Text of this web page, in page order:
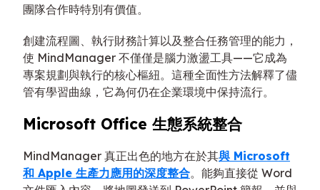
團隊合作時特別有價值。
創建流程圖、執行財務計算以及整合任務管理的能力，
使 MindManager 不僅僅是腦力激盪工具——它成為
專案規劃與執行的核心樞紐。這種全面性方法解釋了儘
管有學習曲線，它為何仍在企業環境中保持流行。
Microsoft Office 生態系統整合
MindManager 真正出色的地方在於其與 Microsoft
和 Apple 生產力應用的深度整合。能夠直接從 Word